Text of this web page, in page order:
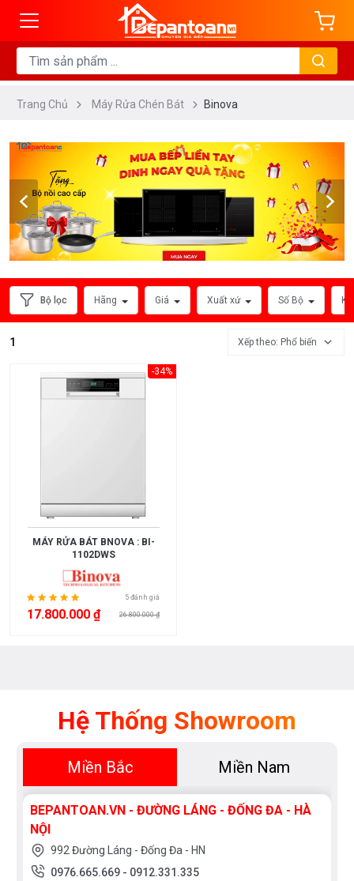
Trang Chủ Máy Rửa Chén Bát Binova
HÃNG
SẢN
Xem
MỨC
5.000.000
10.000.000
15.000.000
XUẤT
XỨ
England
Thụy
Sỹ
Scotland
Greece
Bộ lọc Hãng Giá Xuất xứ Số Bộ
1 Xếp theo: Phổ biến
-34%
MÁY RỬA BÁT BNOVA : BI-
1102DWS
5 đánh giá
17.800.000 ₫ 26.800.000 ₫
Hệ Thống Showroom
Miền Bắc Miền Nam
BEPANTOAN.VN - ĐƯỜNG LÁNG - ĐỐNG ĐA - HÀ
NỘI
992 Đường Láng - Đống Đa - HN
0976.665.669 - 0912.331.335